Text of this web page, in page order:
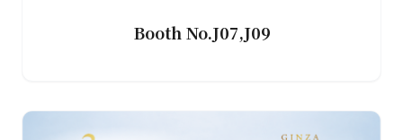
Booth No.J07,J09